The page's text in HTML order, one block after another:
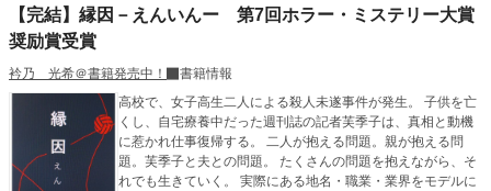
【完結】縁因－えんいんー 第7回ホラー・ミステリー大賞
奨励賞受賞
衿乃 光希＠書籍発売中！
書籍情報
高校で、女子高生二人による殺人未遂事件が発生。 子供を亡
くし、自宅療養中だった週刊誌の記者芙季子は、真相と動機
に惹かれ仕事復帰する。 二人が抱える問題。親が抱える問
題。芙季子と夫との問題。 たくさんの問題を抱えながら、そ
れでも生きていく。 実際にある地名・職業・業界をモデルに